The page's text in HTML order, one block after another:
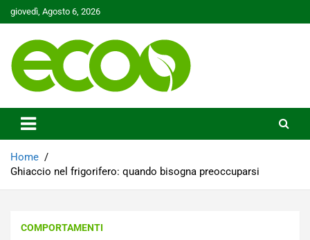
Skip
to
giovedì, Agosto 6, 2026
Ecoo.it
Home
Ghiaccio nel frigorifero: quando bisogna preoccuparsi
COMPORTAMENTI